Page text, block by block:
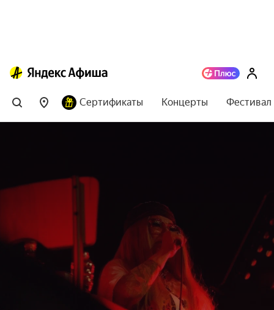
Сертификаты Концерты